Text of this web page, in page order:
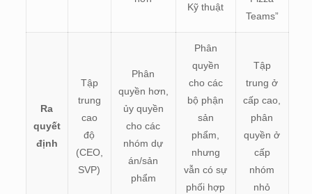
Kỹ thuật
Teams”
Ra
quyết
định
Tập
trung
cao
độ
(CEO,
SVP)
Phân
quyền hơn,
ủy quyền
cho các
nhóm dự
án/sản
phẩm
Phân
quyền
cho các
bộ phận
sản
phẩm,
nhưng
vẫn có sự
phối hợp
Tập
trung ở
cấp cao,
phân
quyền ở
cấp
nhóm
nhỏ